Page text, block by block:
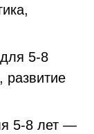
5-8
развитие
5-8 лет —